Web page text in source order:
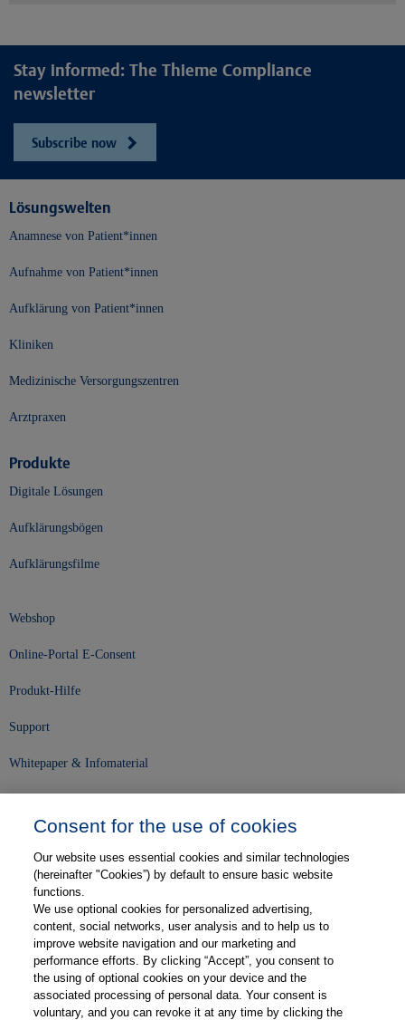
Stay informed: The Thieme Compliance
newsletter
Subscribe now
Lösungswelten
Anamnese von Patient*innen
Aufnahme von Patient*innen
Aufklärung von Patient*innen
Kliniken
Medizinische Versorgungszentren
Arztpraxen
Produkte
Digitale Lösungen
Aufklärungsbögen
Aufklärungsfilme
Webshop
Online-Portal E-Consent
Produkt-Hilfe
Support
Whitepaper & Infomaterial
Karriere
Kontakt
Web-Semniare
Anwenderberichte
Consent for the use of cookies
Our website uses essential cookies and similar technologies
(hereinafter "Cookies”) by default to ensure basic website
functions.
We use optional cookies for personalized advertising,
content, social networks, user analysis and to help us to
improve website navigation and our marketing and
performance efforts. By clicking “Accept”, you consent to
the using of optional cookies on your device and the
associated processing of personal data. Your consent is
voluntary, and you can revoke it at any time by clicking the